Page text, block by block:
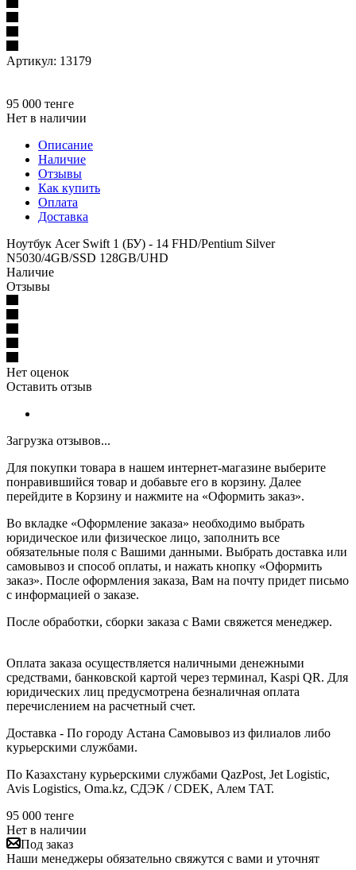
Артикул: 13179
95 000 тенге
Нет в наличии
Описание
Наличие
Отзывы
Как купить
Оплата
Доставка
Ноутбук Acer Swift 1 (БУ) - 14 FHD/Pentium Silver
N5030/4GB/SSD 128GB/UHD
Наличие
Отзывы
Нет оценок
Оставить отзыв
Загрузка отзывов...
Для покупки товара в нашем интернет-магазине выберите
понравившийся товар и добавьте его в корзину. Далее
перейдите в Корзину и нажмите на «Оформить заказ».
Во вкладке «Оформление заказа» необходимо выбрать
юридическое или физическое лицо, заполнить все
обязательные поля с Вашими данными. Выбрать доставка или
самовывоз и способ оплаты, и нажать кнопку «Оформить
заказ». После оформления заказа, Вам на почту придет письмо
с информацией о заказе.
После обработки, сборки заказа с Вами свяжется менеджер.
Оплата заказа осуществляется наличными денежными
средствами, банковской картой через терминал, Kaspi QR. Для
юридических лиц предусмотрена безналичная оплата
перечислением на расчетный счет.
Доставка - По городу Астана Самовывоз из филиалов либо
курьерскими службами.
По Казахстану курьерскими службами QazPost, Jet Logistic,
Avis Logistics, Oma.kz, СДЭК / CDEK, Алем ТАТ.
95 000 тенге
Нет в наличии
Под заказ
Наши менеджеры обязательно свяжутся с вами и уточнят